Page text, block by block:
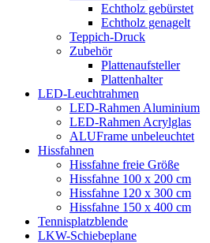
Echtholz gebürstet
Echtholz genagelt
Teppich-Druck
Zubehör
Plattenaufsteller
Plattenhalter
LED-Leuchtrahmen
LED-Rahmen Aluminium
LED-Rahmen Acrylglas
ALUFrame unbeleuchtet
Hissfahnen
Hissfahne freie Größe
Hissfahne 100 x 200 cm
Hissfahne 120 x 300 cm
Hissfahne 150 x 400 cm
Tennisplatzblende
LKW-Schiebeplane